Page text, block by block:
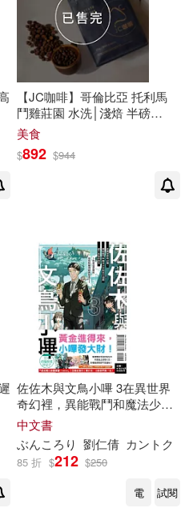
Morand
爾當‧哥地尼
星先生七秩
委會編(1)
(1)【JC咖啡】哥倫比亞 托利馬
鬥雞莊園 水洗│淺焙 半磅
(230g)-咖啡豆(精品咖啡 新鮮
烘焙)
美食
$892 $944
佐佐木與文鳥小嗶 3在異世界
奇幻裡，異能戰鬥和魔法少女
和死亡遊戲都不是我的對手~我
是這麼想的，但局勢變得詭異
起來了~ (首刷附錄版)
中文書
ぶんころり 劉仁倩 カントク
85 折 $212 $250
電
試閱